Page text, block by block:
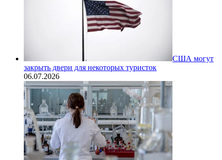
США могут
закрыть двери для некоторых туристок
06.07.2026